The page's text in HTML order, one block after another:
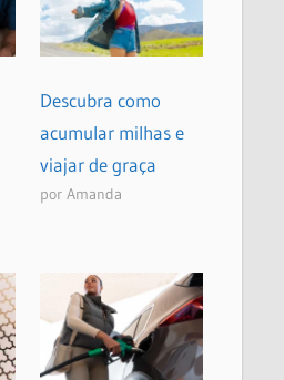
Descubra como
acumular milhas e
viajar de graça
por Amanda